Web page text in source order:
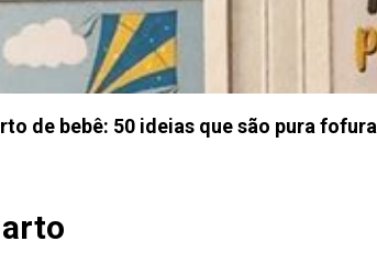
de bebê: 50 ideias que são pura fofura